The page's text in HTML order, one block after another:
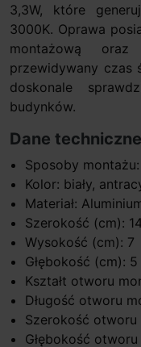
3,3W, które
3000K. Oprawa
montażową
przewidywany czas
doskonale
budynków.
Dane
Sposoby
Kolor: biały,
Materiał:
Szerokość (cm): 14
Wysokość (cm): 7
Głębokość (cm): 5
Kształt otworu
Długość otworu
Szerokość
Głębokość